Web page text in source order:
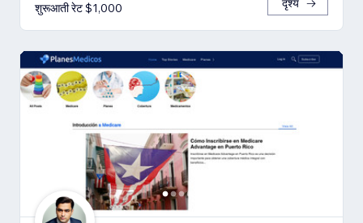
शुरूआती रेट $1,000
दृश्य